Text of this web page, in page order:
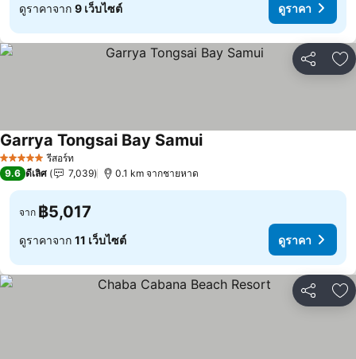
ดูราคาจาก 9 เว็บไซต์ ดูราคา
แชร์ เ
5 ดาว รีสอร์ท
Garrya Tongsai Bay Samui
9.6 ดีเลิศ 7,039 0.1 km จากชายหาด
จาก ฿5,017
ดูราคาจาก 11 เว็บไซต์ ดูราคา
แชร์ เ